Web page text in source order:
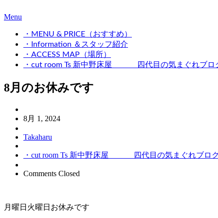
Menu
・MENU & PRICE（おすすめ）
・Information ＆スタッフ紹介
・ACCESS MAP（場所）
・cut room Ts 新中野床屋 四代目の気まぐれブロ
8月のお休みです
8月 1, 2024
Takaharu
・cut room Ts 新中野床屋 四代目の気まぐれブロ
Comments Closed
月曜日火曜日お休みです